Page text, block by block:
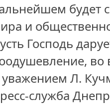
будет
и
Господь
во
Л.
служба